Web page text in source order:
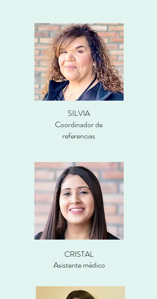
SILVIA
Coordinador de
referencias
CRISTAL
Asistente médico